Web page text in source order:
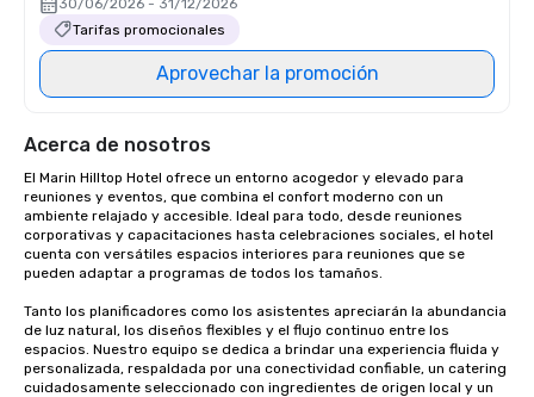
30/06/2026 - 31/12/2026
Tarifas promocionales
Aprovechar la promoción
Acerca de nosotros
El Marin Hilltop Hotel ofrece un entorno acogedor y elevado para
reuniones y eventos, que combina el confort moderno con un
ambiente relajado y accesible. Ideal para todo, desde reuniones
corporativas y capacitaciones hasta celebraciones sociales, el hotel
cuenta con versátiles espacios interiores para reuniones que se
pueden adaptar a programas de todos los tamaños.
Tanto los planificadores como los asistentes apreciarán la abundancia
de luz natural, los diseños flexibles y el flujo continuo entre los
espacios. Nuestro equipo se dedica a brindar una experiencia fluida y
personalizada, respaldada por una conectividad confiable, un catering
cuidadosamente seleccionado con ingredientes de origen local y un